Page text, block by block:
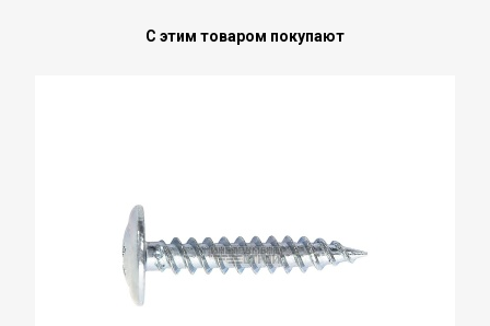
С этим товаром покупают